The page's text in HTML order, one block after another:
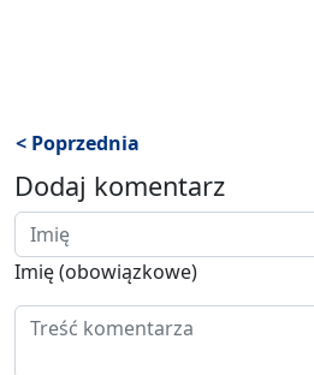
< Poprzednia
Dodaj komentarz
Imię (obowiązkowe)